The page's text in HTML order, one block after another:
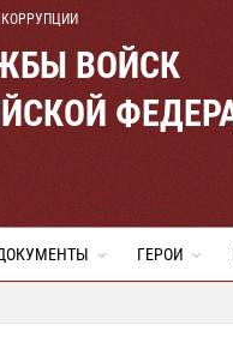
ВОЙСК
ГЕРОИ